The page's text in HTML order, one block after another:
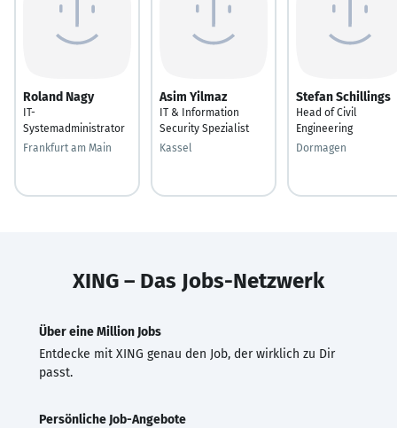
Roland Nagy
IT-
Systemadministrator
Frankfurt am Main
Asim Yilmaz
IT & Information
Security Spezialist
Kassel
Stefan Schillings
Head of Civil
Engineering
Dormagen
XING – Das Jobs-Netzwerk
Über eine Million Jobs
Entdecke mit XING genau den Job, der wirklich zu Dir
passt.
Persönliche Job-Angebote